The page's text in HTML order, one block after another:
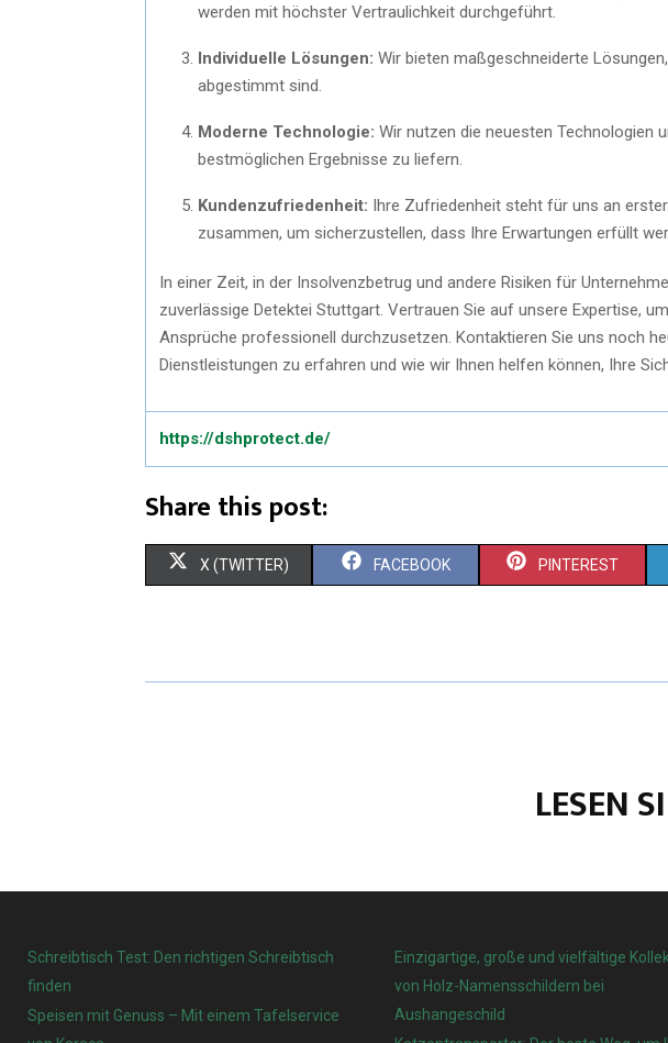
werden mit höchster Vertraulichkeit durchgeführt.
Individuelle Lösungen: Wir bieten maßgeschneiderte
abgestimmt sind.
Moderne Technologie: Wir nutzen die neuesten Technologien
bestmöglichen Ergebnisse zu liefern.
Kundenzufriedenheit: Ihre Zufriedenheit steht für uns an
zusammen, um sicherzustellen, dass Ihre Erwartungen erfüllt
In einer Zeit, in der Insolvenzbetrug und andere Risiken für
zuverlässige Detektei Stuttgart. Vertrauen Sie auf unsere Expertise,
Ansprüche professionell durchzusetzen. Kontaktieren Sie uns noch
Dienstleistungen zu erfahren und wie wir Ihnen helfen können, Ihre
https://dshprotect.de/
Share this post:
X (TWITTER) FACEBOOK PINTEREST
LESEN
Schreibtisch Test: Den richtigen Schreibtisch
finden
Speisen mit Genuss – Mit einem Tafelservice
Einzigartige, große und vielfältige
von Holz-Namensschildern bei
Aushangeschild